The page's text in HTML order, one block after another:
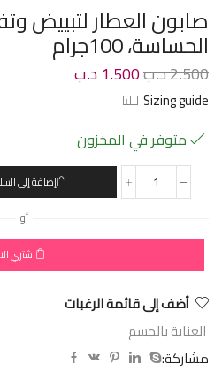
صابون العطار لتبييض
الحساسة، 100جرام
2.500د.ب1.500د.ب
Sizing guide
متوفر في المخزون
إضافة إلى
أو
اشتري
أضف إلى قائمة الرغبات
العناية بالجسم
مشاركة: